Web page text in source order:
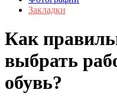
Закладки
Как
выбрать
обувь?